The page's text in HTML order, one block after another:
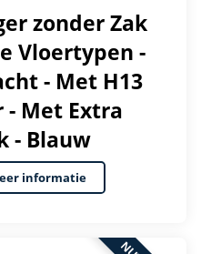
zonder Zak
Vloertypen -
- Met H13
Met Extra
- Blauw
informatie